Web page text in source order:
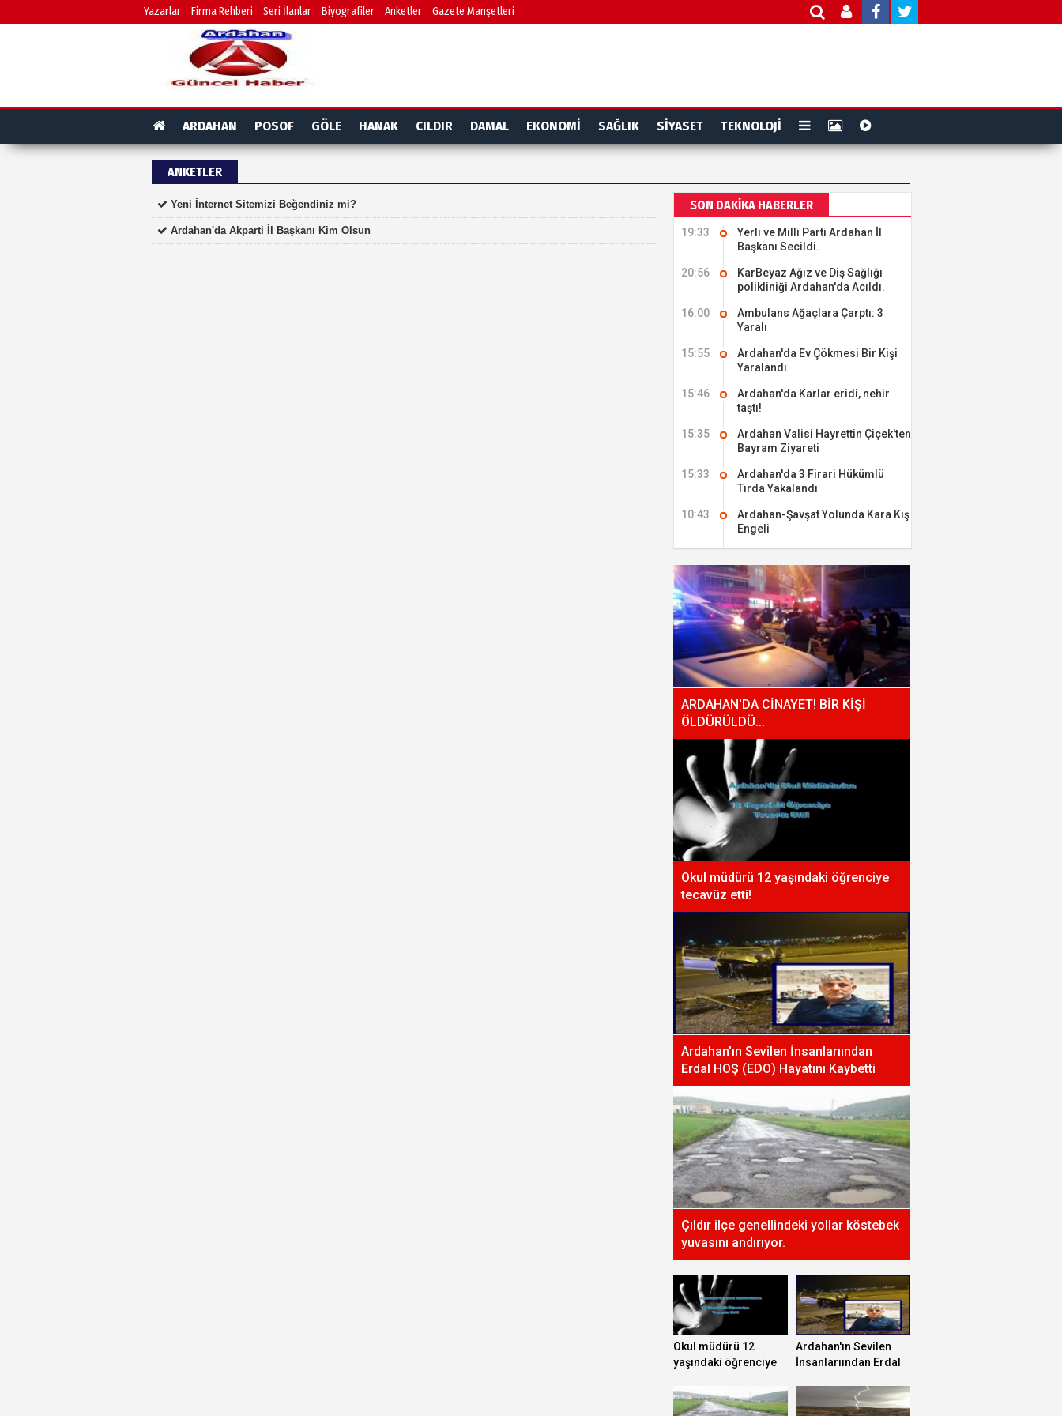
Yazarlar Firma Rehberi Seri İlanlar Biyografiler Anketler Gazete Manşetleri
ARDAHAN POSOF GÖLE HANAK CILDIR DAMAL EKONOMİ SAĞLIK SİYASET TEKNOLOJİ
ANKETLER
Yeni İnternet Sitemizi Beğendiniz mi?
Ardahan'da Akparti İl Başkanı Kim Olsun
SON DAKİKA HABERLER
19:33
Yerli ve Milli Parti Ardahan İl
Başkanı Secildi.
20:56
KarBeyaz Ağız ve Diş Sağlığı
polikliniği Ardahan'da Acıldı.
16:00
Ambulans Ağaçlara Çarptı: 3
Yaralı
15:55
Ardahan'da Ev Çökmesi Bir Kişi
Yaralandı
15:46
Ardahan'da Karlar eridi, nehir
taştı!
15:35
Ardahan Valisi Hayrettin Çiçek'ten
Bayram Ziyareti
15:33
Ardahan'da 3 Firari Hükümlü
Tırda Yakalandı
10:43
Ardahan-Şavşat Yolunda Kara Kış
Engeli
ARDAHAN'DA CİNAYET! BİR KİŞİ
ÖLDÜRÜLDÜ...
Okul müdürü 12 yaşındaki öğrenciye
tecavüz etti!
Ardahan'ın Sevilen İnsanlarıından
Erdal HOŞ (EDO) Hayatını Kaybetti
Çıldır ilçe genellindeki yollar köstebek
yuvasını andırıyor.
Okul müdürü 12
yaşındaki öğrenciye
Ardahan'ın Sevilen
İnsanlarıından Erdal